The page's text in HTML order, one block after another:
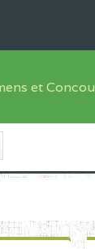
Sous
et
candidats